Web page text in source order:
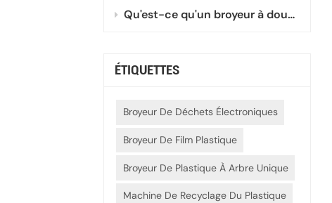
Qu'est-ce qu'un broyeur à double arbre miniature ?
ÉTIQUETTES
Broyeur De Déchets Électroniques
Broyeur De Film Plastique
Broyeur De Plastique À Arbre Unique
Machine De Recyclage Du Plastique